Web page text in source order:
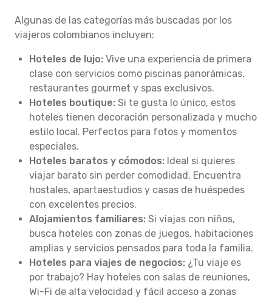
Algunas de las categorías más buscadas por los
viajeros colombianos incluyen:
Hoteles de lujo: Vive una experiencia de primera
clase con servicios como piscinas panorámicas,
restaurantes gourmet y spas exclusivos.
Hoteles boutique: Si te gusta lo único, estos
hoteles tienen decoración personalizada y mucho
estilo local. Perfectos para fotos y momentos
especiales.
Hoteles baratos y cómodos: Ideal si quieres
viajar barato sin perder comodidad. Encuentra
hostales, apartaestudios y casas de huéspedes
con excelentes precios.
Alojamientos familiares: Si viajas con niños,
busca hoteles con zonas de juegos, habitaciones
amplias y servicios pensados para toda la familia.
Hoteles para viajes de negocios: ¿Tu viaje es
por trabajo? Hay hoteles con salas de reuniones,
Wi-Fi de alta velocidad y fácil acceso a zonas